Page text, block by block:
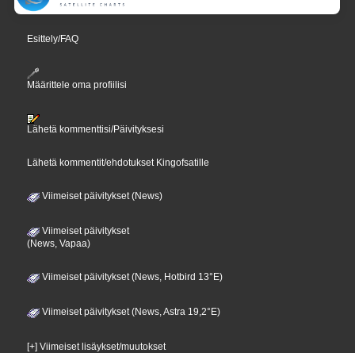
Esittely/FAQ
Määrittele oma profiilisi
Lähetä kommenttisi/Päivityksesi
Lähetä kommentit/ehdotukset Kingofsatille
Viimeiset päivitykset (News)
Viimeiset päivitykset
(News, Vapaa)
Viimeiset päivitykset (News, Hotbird 13°E)
Viimeiset päivitykset (News, Astra 19,2°E)
[+] Viimeiset lisäykset/muutokset